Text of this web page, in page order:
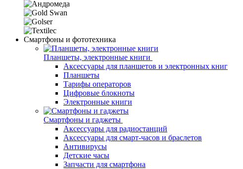
Смартфоны и фототехника
Планшеты, электронные книги
Аксессуары для планшетов и электронных книг
Планшеты
Тарифы операторов
Цифровые блокноты
Электронные книги
Смартфоны и гаджеты
Аксессуары для радиостанций
Аксессуары для смарт-часов и браслетов
Антивирусы
Детские часы
Запчасти для смартфона